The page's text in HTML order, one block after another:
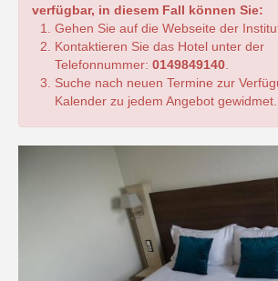
verfügbar, in diesem Fall können Sie:
Gehen Sie auf die Webseite der
Kontaktieren Sie das Hotel unter der
Telefonnummer: 0149849140
Suche nach neuen Termine zur
Kalender zu jedem Angebot gewidmet.